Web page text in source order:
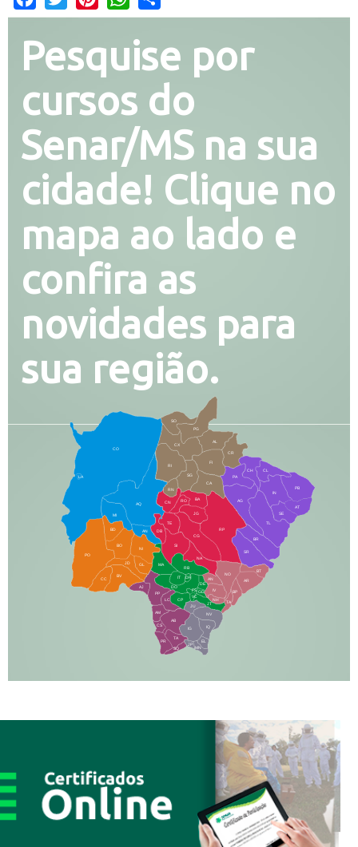
Pesquise por
cursos do
Senar/MS na sua
cidade! Clique no
mapa ao lado e
confira as
novidades para
sua região.
CO
AQ
MI
AN
CX
RI
AL
CR
FI
SG
BA
CA
PA
CH CL
PB
SE
TL
AG
BR
SR
BT
AR
RP
RO
JG
CG
SI
NA
TA
NH
JT
RB
MA
IT
DR
DO
CP
JU
NV
IQ
EL
BD
BO
NI
JD
PO
BV
CC
PP
AJ
LC
AM
AB
JP
DB
TE
CS
PR
TA
SQ
IG
MN
IN
NO
BP
RN
CN
GL
AN
IV
FS
VC
GD
DE
AT
PG
SO
LA